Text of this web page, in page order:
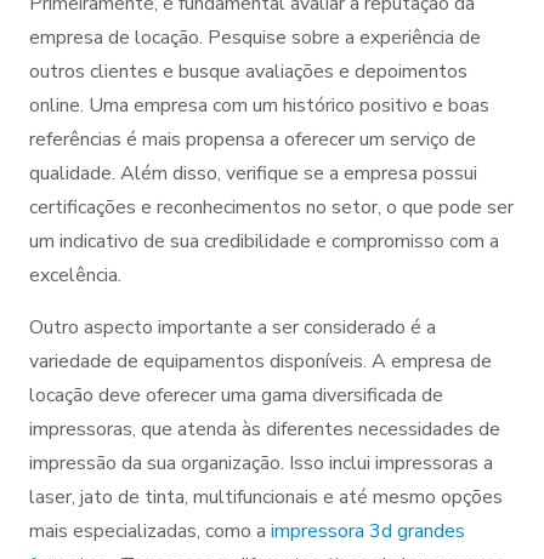
empresa de locação. Pesquise sobre a experiência de
outros clientes e busque avaliações e depoimentos
online. Uma empresa com um histórico positivo e boas
referências é mais propensa a oferecer um serviço de
qualidade. Além disso, verifique se a empresa possui
certificações e reconhecimentos no setor, o que pode ser
um indicativo de sua credibilidade e compromisso com a
excelência.
Outro aspecto importante a ser considerado é a
variedade de equipamentos disponíveis. A empresa de
locação deve oferecer uma gama diversificada de
impressoras, que atenda às diferentes necessidades de
impressão da sua organização. Isso inclui impressoras a
laser, jato de tinta, multifuncionais e até mesmo opções
mais especializadas, como a impressora 3d grandes